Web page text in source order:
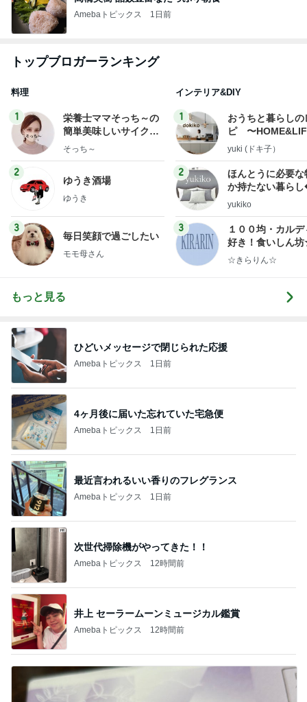
Amebaトピックス 1日前
トップブロガーランキング
料理
1
栄養士ママそっち～の
簡単美味しいサイクル
献立
そっち～
2
ゆうき酒場
ゆうき
3
毎日笑顔で過ごしたい
モモ母さん
インテリア&DIY
1
おうちと暮らしの
ピ 〜
yuki (ドキ子）
2
ほんとうに必要な
か持たない暮ら
ep Life Simple◆
yukiko
3
１００均・カルデ
好き！食いしん
らりん☆のブログ
☆きらりん☆
もっと見る
ひどいメッセージで閉じられた応援
Amebaトピックス 1日前
4ヶ月後に届いた忘れていた宅急便
Amebaトピックス 1日前
最近言われるいい香りのフレグランス
Amebaトピックス 1日前
次世代掃除機がやってきた！！
Amebaトピックス 12時間前
井上 セーラームーンミュージカル鑑賞
Amebaトピックス 12時間前